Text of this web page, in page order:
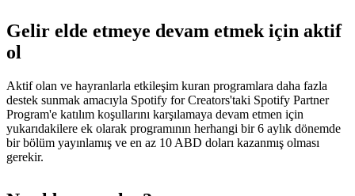
Gelir elde etmeye devam etmek için aktif
ol
Aktif olan ve hayranlarla etkileşim kuran programlara daha fazla
destek sunmak amacıyla Spotify for Creators'taki Spotify Partner
Program'e katılım koşullarını karşılamaya devam etmen için
yukarıdakilere ek olarak programının herhangi bir 6 aylık dönemde
bir bölüm yayınlamış ve en az 10 ABD doları kazanmış olması
gerekir.